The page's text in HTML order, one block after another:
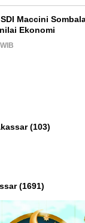
Maccini
Ekonomi
(103)
(1691)